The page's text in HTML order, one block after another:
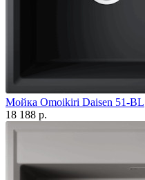
Мойка Omoikiri Daisen 51-BL
18 188 р.